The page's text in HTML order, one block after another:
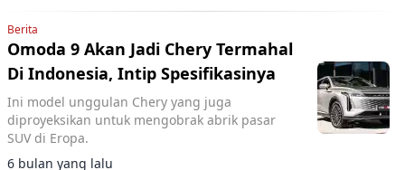
Berita
Omoda 9 Akan Jadi Chery Termahal
Di Indonesia, Intip Spesifikasinya
Ini model unggulan Chery yang juga
diproyeksikan untuk mengobrak abrik pasar
SUV di Eropa.
6 bulan yang lalu